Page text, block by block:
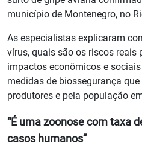
município de Montenegro, no
As especialistas explicaram
vírus, quais são os riscos reais
impactos econômicos e
medidas de biossegurança
produtores e pela população
“É uma zoonose com taxa
casos humanos”